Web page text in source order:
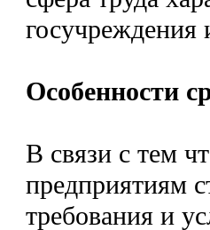
госучреждения
Особенности
В связи с тем
предприятиям
требования и